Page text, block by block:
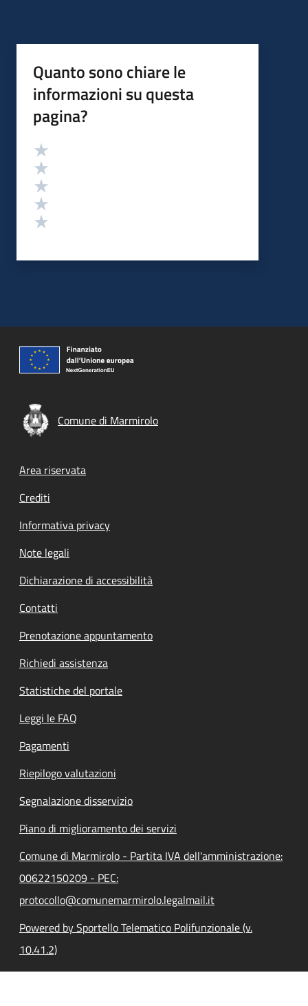
Quanto sono chiare le
informazioni su questa
pagina?
Valutazione
Comune di Marmirolo
Footer menu
Area riservata
Crediti
Informativa privacy
Note legali
Dichiarazione di accessibilità
Contatti
Prenotazione appuntamento
Richiedi assistenza
Statistiche del portale
Leggi le FAQ
Pagamenti
Riepilogo valutazioni
Segnalazione disservizio
Piano di miglioramento dei servizi
Comune di Marmirolo - Partita IVA dell'amministrazione:
00622150209 - PEC:
protocollo@comunemarmirolo.legalmail.it
Powered by Sportello Telematico Polifunzionale (v.
10.41.2)